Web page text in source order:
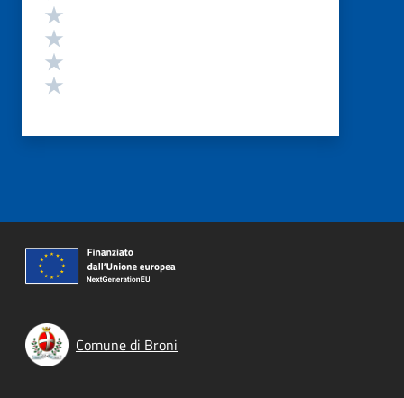
Comune di Broni